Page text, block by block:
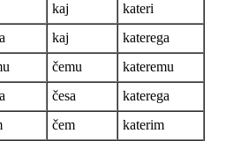
kaj
kateri
kaj
katerega
čemu
kateremu
česa
katerega
čem
katerim